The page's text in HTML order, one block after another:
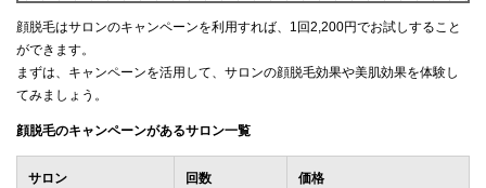
顔脱毛はサロンのキャンペーンを利用すれば、1回2,200円でお試しすること
ができます。
まずは、キャンペーンを活用して、サロンの顔脱毛効果や美肌効果を体験し
てみましょう。
顔脱毛のキャンペーンがあるサロン一覧
サロン 回数 価格